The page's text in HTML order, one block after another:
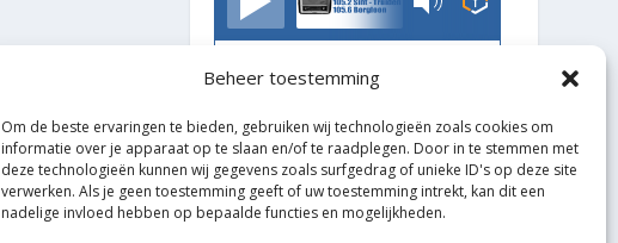
Beheer toestemming
Om de beste ervaringen te bieden, gebruiken wij technologieën zoals cookies om
informatie over je apparaat op te slaan en/of te raadplegen. Door in te stemmen met
deze technologieën kunnen wij gegevens zoals surfgedrag of unieke ID's op deze site
verwerken. Als je geen toestemming geeft of uw toestemming intrekt, kan dit een
nadelige invloed hebben op bepaalde functies en mogelijkheden.